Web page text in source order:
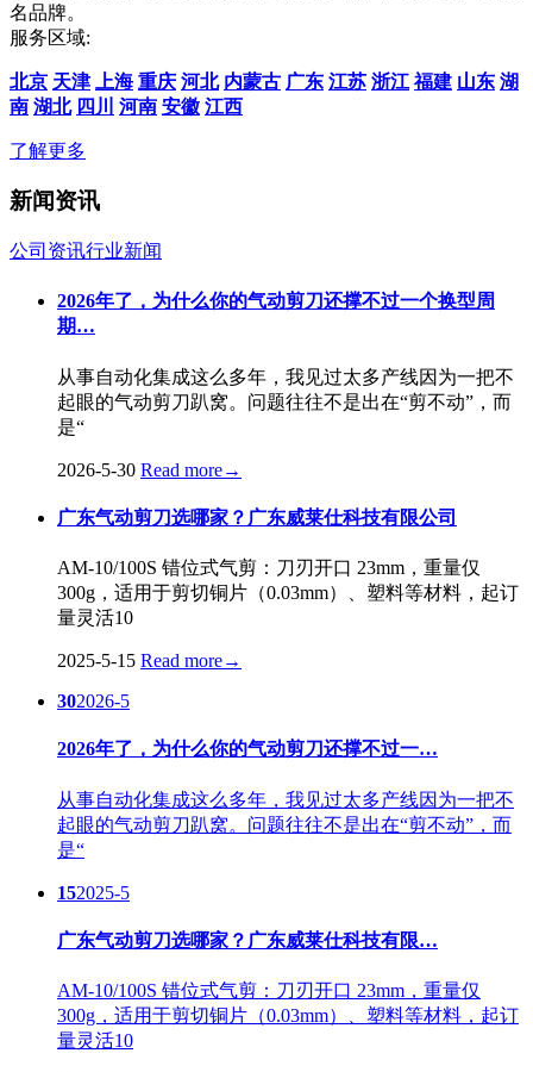
名品牌。
服务区域:
北京 天津 上海 重庆 河北 内蒙古 广东 江苏 浙江 福建 山东 湖
南 湖北 四川 河南 安徽 江西
了解更多
新闻资讯
公司资讯行业新闻
2026年了，为什么你的气动剪刀还撑不过一个换型周
期…
从事自动化集成这么多年，我见过太多产线因为一把不
起眼的气动剪刀趴窝。问题往往不是出在“剪不动”，而
是“
2026-5-30 Read more→
广东气动剪刀选哪家？广东威莱仕科技有限公司
AM-10/100S 错位式气剪：刀刃开口 23mm，重量仅
300g，适用于剪切铜片（0.03mm）、塑料等材料，起订
量灵活10
2025-5-15 Read more→
302026-5
2026年了，为什么你的气动剪刀还撑不过一…
从事自动化集成这么多年，我见过太多产线因为一把不
起眼的气动剪刀趴窝。问题往往不是出在“剪不动”，而
是“
152025-5
广东气动剪刀选哪家？广东威莱仕科技有限…
AM-10/100S 错位式气剪：刀刃开口 23mm，重量仅
300g，适用于剪切铜片（0.03mm）、塑料等材料，起订
量灵活10